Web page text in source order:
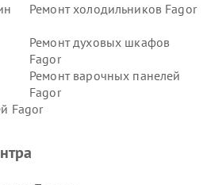
Ремонт холодильников Fagor
Ремонт духовых шкафов
Fagor
Ремонт варочных панелей
Fagor
Fagor